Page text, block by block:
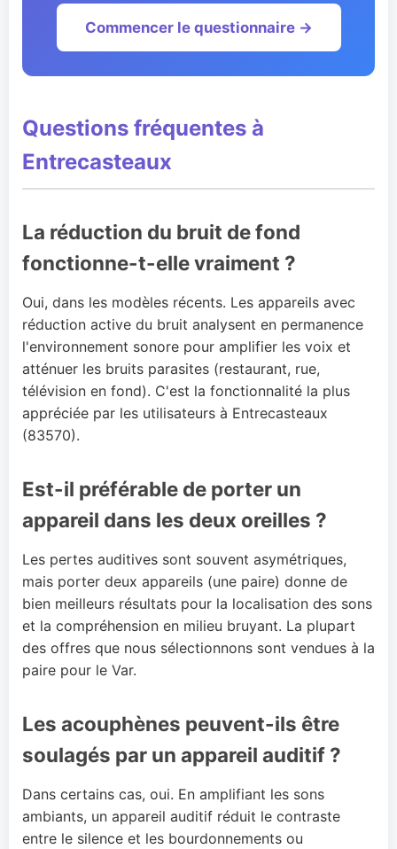
Commencer le questionnaire →
Questions fréquentes à
Entrecasteaux
La réduction du bruit de fond
fonctionne-t-elle vraiment ?
Oui, dans les modèles récents. Les appareils avec
réduction active du bruit analysent en permanence
l'environnement sonore pour amplifier les voix et
atténuer les bruits parasites (restaurant, rue,
télévision en fond). C'est la fonctionnalité la plus
appréciée par les utilisateurs à Entrecasteaux
(83570).
Est-il préférable de porter un
appareil dans les deux oreilles ?
Les pertes auditives sont souvent asymétriques,
mais porter deux appareils (une paire) donne de
bien meilleurs résultats pour la localisation des sons
et la compréhension en milieu bruyant. La plupart
des offres que nous sélectionnons sont vendues à la
paire pour le Var.
Les acouphènes peuvent-ils être
soulagés par un appareil auditif ?
Dans certains cas, oui. En amplifiant les sons
ambiants, un appareil auditif réduit le contraste
entre le silence et les bourdonnements ou